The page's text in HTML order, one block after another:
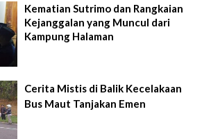
Kematian Sutrimo dan Rangkaian
Kejanggalan yang Muncul dari
Kampung Halaman
Cerita Mistis di Balik Kecelakaan
Bus Maut Tanjakan Emen